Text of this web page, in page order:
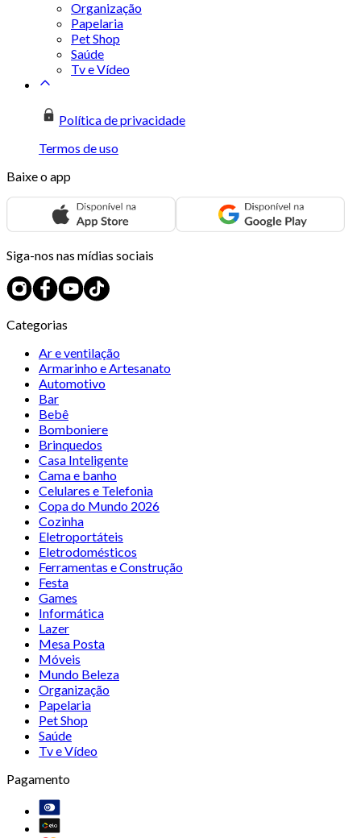
Organização
Papelaria
Pet Shop
Saúde
Tv e Vídeo
Política de privacidade
Termos de uso
Baixe o app
Siga-nos nas mídias sociais
Categorias
Ar e ventilação
Armarinho e Artesanato
Automotivo
Bar
Bebê
Bomboniere
Brinquedos
Casa Inteligente
Cama e banho
Celulares e Telefonia
Copa do Mundo 2026
Cozinha
Eletroportáteis
Eletrodomésticos
Ferramentas e Construção
Festa
Games
Informática
Lazer
Mesa Posta
Móveis
Mundo Beleza
Organização
Papelaria
Pet Shop
Saúde
Tv e Vídeo
Pagamento